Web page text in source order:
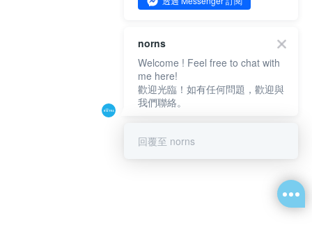
norns
Welcome ! Feel free to chat with
me here!
歡迎光臨！如有任何問題，歡迎與
我們聯絡。
回覆至 norns